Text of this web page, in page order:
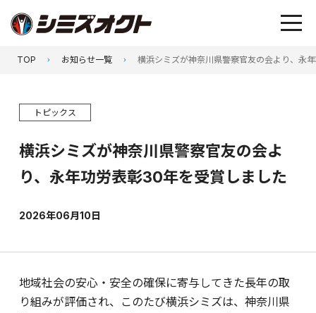
TOP お知らせ一覧 横浜シミズが神奈川県警察官友の会より、永
トピックス
横浜シミズが神奈川県警察官友の会よ
り、永年功労表彰30年を受賞しました
2026年06月10日
地域社会の安心・安全の確保に寄与してきた長年の取
り組みが評価され、このたび横浜シミズは、神奈川県